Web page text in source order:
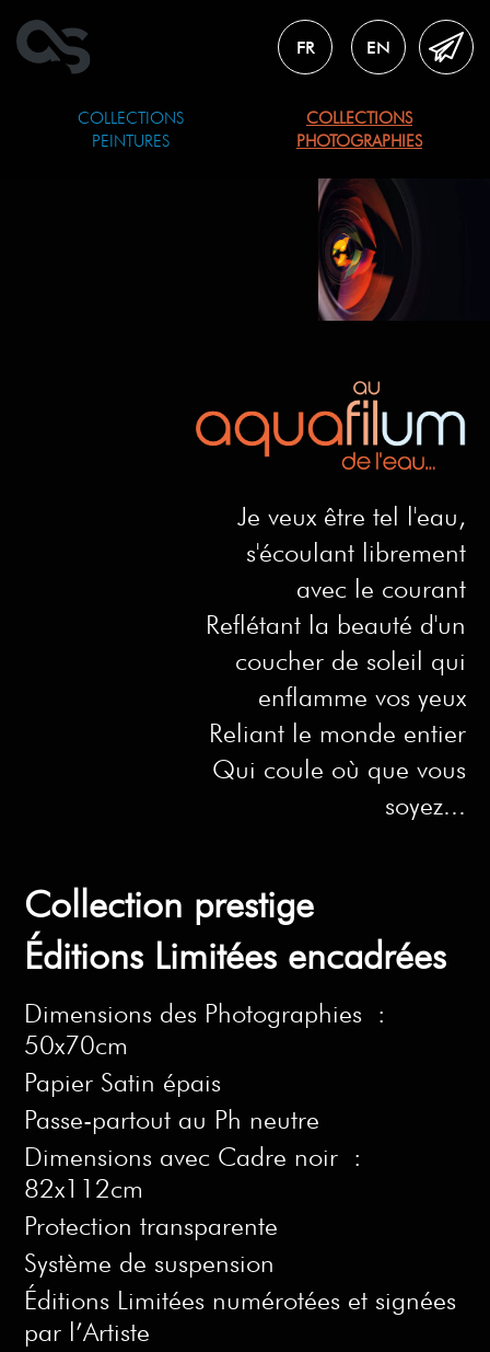
COLLECTIONS
PEINTURES
COLLECTIONS
PHOTOGRAPHIES
FR EN
Je veux être tel l'eau,
s'écoulant librement
avec le courant
Reflétant la beauté d'un
coucher de soleil qui
enflamme vos yeux
Reliant le monde entier
Qui coule où que vous
soyez...
Collection prestige
Éditions Limitées encadrées
Dimensions des Photographies :
50x70cm
Papier Satin épais
Passe-partout au Ph neutre
Dimensions avec Cadre noir :
82x112cm
Protection transparente
Système de suspension
Éditions Limitées numérotées et signées
par l’Artiste